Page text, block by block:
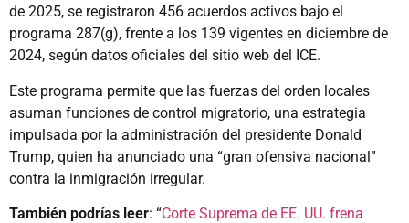
de 2025, se registraron 456 acuerdos activos bajo el
programa 287(g), frente a los 139 vigentes en diciembre de
2024, según datos oficiales del sitio web del ICE.
Este programa permite que las fuerzas del orden locales
asuman funciones de control migratorio, una estrategia
impulsada por la administración del presidente Donald
Trump, quien ha anunciado una “gran ofensiva nacional”
contra la inmigración irregular.
También podrías leer: “Corte Suprema de EE. UU. frena